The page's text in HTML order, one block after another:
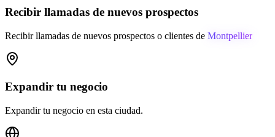
Recibir llamadas de nuevos prospectos
Recibir llamadas de nuevos prospectos o clientes de Montpellier
Expandir tu negocio
Expandir tu negocio en esta ciudad.